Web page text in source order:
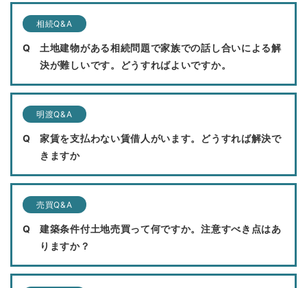
相続Q&A
土地建物がある相続問題で家族での話し合いによる解
決が難しいです。どうすればよいですか。
明渡Q&A
家賃を支払わない賃借人がいます。どうすれば解決で
きますか
売買Q&A
建築条件付土地売買って何ですか。注意すべき点はあ
りますか？